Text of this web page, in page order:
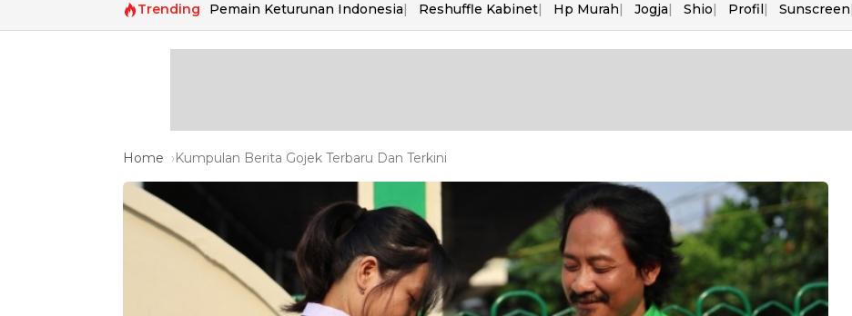
Trending Pemain Keturunan Indonesia Reshuffle Kabinet Hp Murah Jogja Shio Profil Sunscreen
Home Kumpulan Berita Gojek Terbaru Dan Terkini